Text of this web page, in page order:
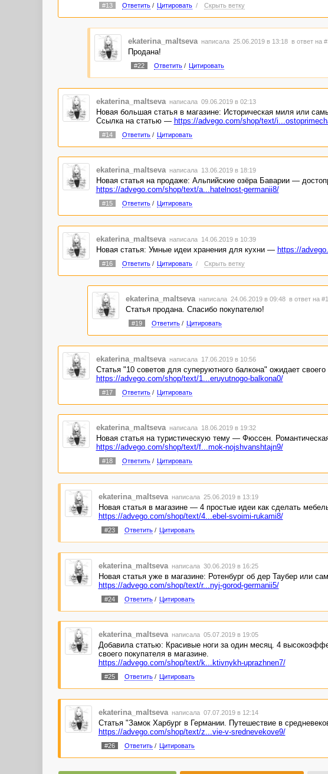
#13 Ответить/ Цитировать / Скрыть ветку
ekaterina_maltseva написала 25.06.2019 в 13:18 в ответ на
Продана!
#22 Ответить/ Цитировать
ekaterina_maltseva написала 09.06.2019 в 02:13
Новая большая статья в магазине: Историческая миля или
Ссылка на статью — https://advego.com/shop/text/
#14 Ответить/ Цитировать
ekaterina_maltseva написала 13.06.2019 в 18:19
Новая статья на продаже: Альпийские озёра Баварии —
https://advego.com/shop/text/a...hatelnost-germanii8/
#15 Ответить/ Цитировать
ekaterina_maltseva написала 14.06.2019 в 10:39
Новая статья: Умные идеи хранения для кухни — https://
#16 Ответить/ Цитировать / Скрыть ветку
ekaterina_maltseva написала 24.06.2019 в 09:48 в ответ на
Статья продана. Спасибо покупателю!
#19 Ответить/ Цитировать
ekaterina_maltseva написала 17.06.2019 в 10:56
Статья "10 советов для суперуютного балкона" ожидает своего
https://advego.com/shop/text/1...eruyutnogo-balkona0/
#17 Ответить/ Цитировать
ekaterina_maltseva написала 18.06.2019 в 19:32
Новая статья на туристическую тему — Фюссен.
https://advego.com/shop/text/f...mok-nojshvanshtajn9/
#18 Ответить/ Цитировать
ekaterina_maltseva написала 25.06.2019 в 13:19
Новая статья в магазине — 4 простые идеи как сделать
https://advego.com/shop/text/4...ebel-svoimi-rukami8/
#23 Ответить/ Цитировать
ekaterina_maltseva написала 30.06.2019 в 16:25
Новая статья уже в магазине: Ротенбург об дер Таубер или
https://advego.com/shop/text/r...nyj-gorod-germanii5/
#24 Ответить/ Цитировать
ekaterina_maltseva написала 05.07.2019 в 19:05
Добавила статью: Красивые ноги за один месяц. 4
своего покупателя в магазине.
https://advego.com/shop/text/k...ktivnykh-uprazhnen7/
#25 Ответить/ Цитировать
ekaterina_maltseva написала 07.07.2019 в 12:14
Статья "Замок Харбург в Германии. Путешествие в
https://advego.com/shop/text/z...vie-v-srednevekove9/
#26 Ответить/ Цитировать